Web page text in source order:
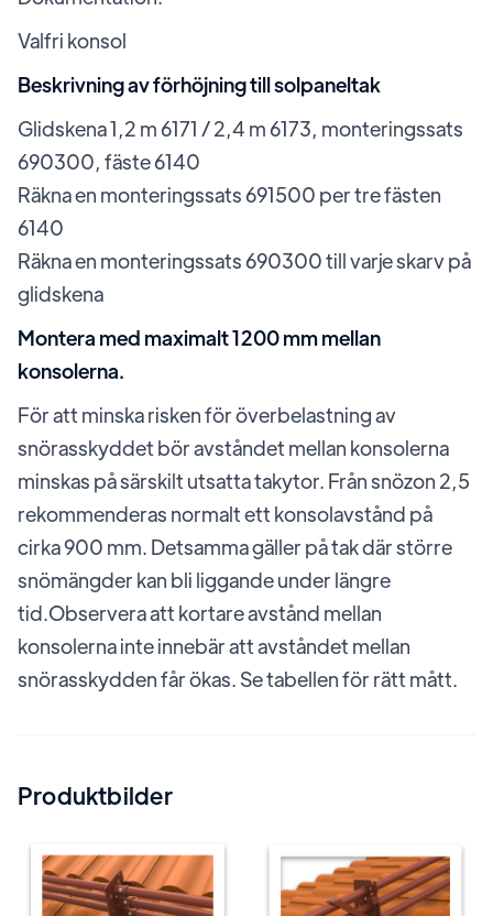
Valfri konsol
Beskrivning av förhöjning till solpaneltak
Glidskena 1,2 m 6171 / 2,4 m 6173, monteringssats
690300, fäste 6140
Räkna en monteringssats 691500 per tre fästen
6140
Räkna en monteringssats 690300 till varje skarv på
glidskena
Montera med maximalt 1200 mm mellan
konsolerna.
För att minska risken för överbelastning av
snörasskyddet bör avståndet mellan konsolerna
minskas på särskilt utsatta takytor. Från snözon 2,5
rekommenderas normalt ett konsolavstånd på
cirka 900 mm. Detsamma gäller på tak där större
snömängder kan bli liggande under längre
tid.Observera att kortare avstånd mellan
konsolerna inte innebär att avståndet mellan
snörasskydden får ökas. Se tabellen för rätt mått.
Produktbilder